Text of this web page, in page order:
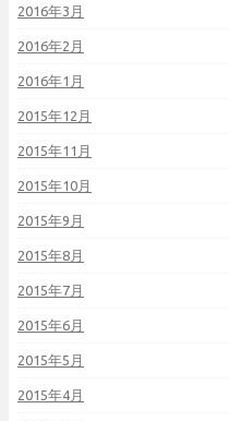
2016年3月
2016年2月
2016年1月
2015年12月
2015年11月
2015年10月
2015年9月
2015年8月
2015年7月
2015年6月
2015年5月
2015年4月